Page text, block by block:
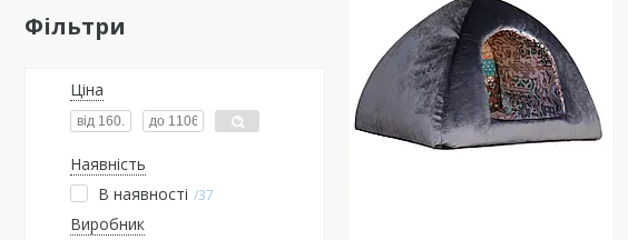
Фільтри
Ціна
Наявність
В наявності 37
Виробник